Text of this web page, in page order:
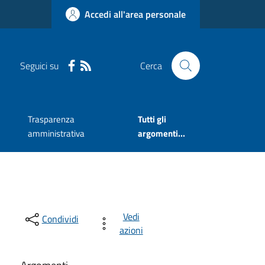
Accedi all'area personale
Seguici su Cerca
Trasparenza
amministrativa
Tutti gli
argomenti...
Condividi
Vedi
azioni